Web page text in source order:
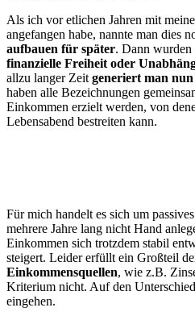
Als ich vor etlichen Jahren mit
angefangen habe, nannte man dies
aufbauen für später. Dann
finanzielle Freiheit oder
allzu langer Zeit generiert man
haben alle Bezeichnungen
Einkommen erzielt werden, von
Lebensabend bestreiten kann.
Für mich handelt es sich um
mehrere Jahre lang nicht Hand
Einkommen sich trotzdem stabil
steigert. Leider erfüllt ein Großteil
Einkommensquellen, wie z.B.
Kriterium nicht. Auf den
eingehen.